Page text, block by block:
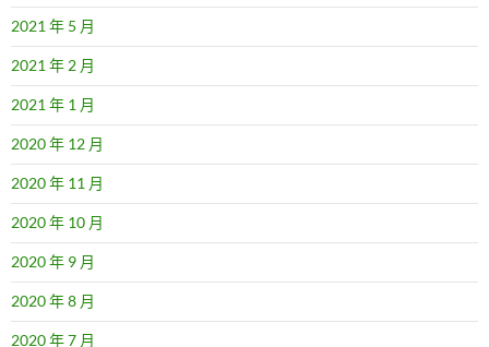
2021 年 5 月
2021 年 2 月
2021 年 1 月
2020 年 12 月
2020 年 11 月
2020 年 10 月
2020 年 9 月
2020 年 8 月
2020 年 7 月